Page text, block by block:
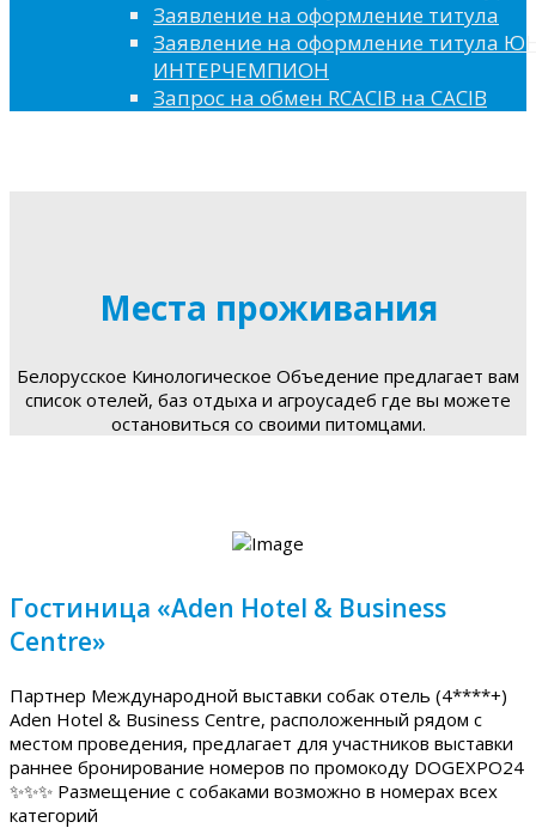
Заявление на оформление титула
Заявление на оформление титула
ИНТЕРЧЕМПИОН
Запрос на обмен RCACIB на CACIB
Места проживания
Белорусское Кинологическое Объедение предлагает вам
список отелей, баз отдыха и агроусадеб где вы можете
остановиться со своими питомцами.
Гостиница «Aden Hotel & Business
Centre»
Партнер Международной выставки собак отель (4****+)
Aden Hotel & Business Centre, расположенный рядом с
местом проведения, предлагает для участников выставки
раннее бронирование номеров по промокоду DOGEXPO24
✨✨✨ Размещение с собаками возможно в номерах всех
категорий